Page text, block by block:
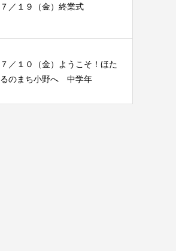
７／１９（金）終業式
７／１０（金）ようこそ！ほた
るのまち小野へ 中学年